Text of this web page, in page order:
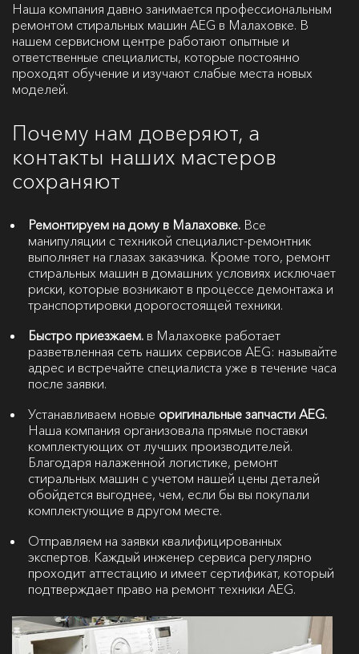
Наша компания давно занимается профессиональным
ремонтом стиральных машин AEG в Малаховке. В
нашем сервисном центре работают опытные и
ответственные специалисты, которые постоянно
проходят обучение и изучают слабые места новых
моделей.
Почему нам доверяют, а
контакты наших мастеров
сохраняют
Ремонтируем на дому в Малаховке. Все
манипуляции с техникой специалист-ремонтник
выполняет на глазах заказчика. Кроме того, ремонт
стиральных машин в домашних условиях исключает
риски, которые возникают в процессе демонтажа и
транспортировки дорогостоящей техники.
Быстро приезжаем. в Малаховке работает
разветвленная сеть наших сервисов AEG: называйте
адрес и встречайте специалиста уже в течение часа
после заявки.
Устанавливаем новые оригинальные запчасти AEG.
Наша компания организовала прямые поставки
комплектующих от лучших производителей.
Благодаря налаженной логистике, ремонт
стиральных машин с учетом нашей цены деталей
обойдется выгоднее, чем, если бы вы покупали
комплектующие в другом месте.
Отправляем на заявки квалифицированных
экспертов. Каждый инженер сервиса регулярно
проходит аттестацию и имеет сертификат, который
подтверждает право на ремонт техники AEG.